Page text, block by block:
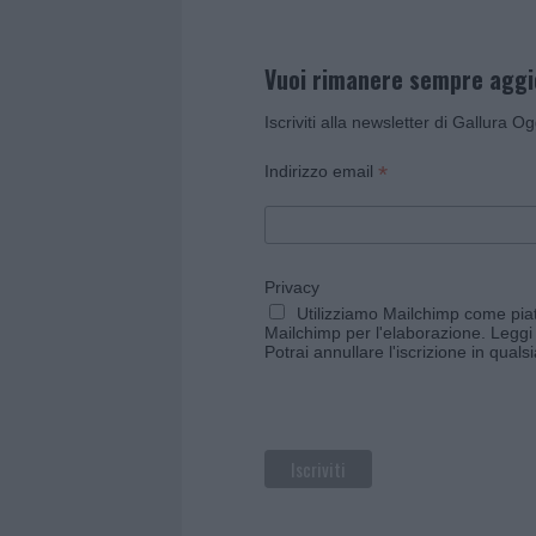
Vuoi rimanere sempre
Iscriviti alla newsletter di Gallura
Indirizzo email *
Privacy
Utilizziamo Mailchimp come
Mailchimp per l'elaborazione.
Potrai annullare l'iscrizione in